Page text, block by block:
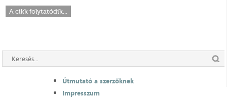
A cikk folytatódik...
Útmutató a szerzőknek
Impresszum